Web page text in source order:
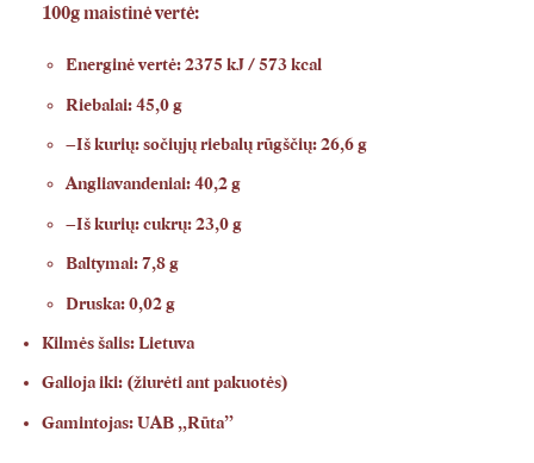
100g maistinė vertė:
Energinė vertė: 2375 kJ / 573 kcal
Riebalai: 45,0 g
–Iš kurių: sočiųjų riebalų rūgščių: 26,6 g
Angliavandeniai: 40,2 g
–Iš kurių: cukrų: 23,0 g
Baltymai: 7,8 g
Druska: 0,02 g
Kilmės šalis: Lietuva
Galioja iki: (žiurėti ant pakuotės)
Gamintojas: UAB „Rūta”